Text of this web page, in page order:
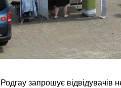
Родгау запрошує